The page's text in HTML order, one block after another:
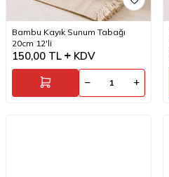
Bambu Kayık Sunum Tabağı
20cm 12'li
150,00 TL KDV